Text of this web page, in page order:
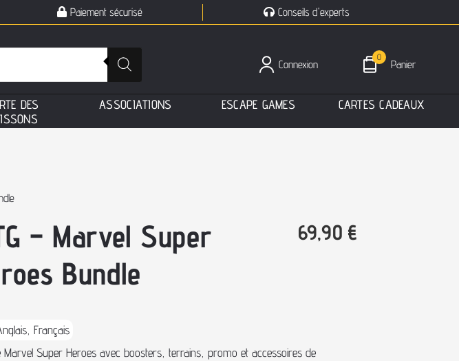
Paiement sécurisé Conseils d'experts
0
Panier
Connexion
RTE DES
ISSONS
ASSOCIATIONS ESCAPE GAMES CARTES CADEAUX
– Marvel Super
Bundle
69,90 €
Français
Marvel Super Heroes avec boosters, terrains, promo et accessoires de